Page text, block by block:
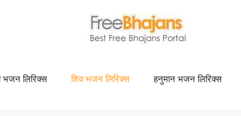
भजन लिरिक्स शिव भजन लिरिक्स हनुमान भजन लिरिक्स